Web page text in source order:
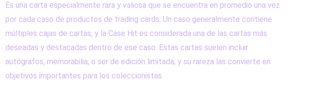
Es una carta especialmente rara y valiosa que se encuentra en promedio una vez
por cada caso de productos de trading cards. Un caso generalmente contiene
múltiples cajas de cartas, y la Case Hit es considerada una de las cartas más
deseadas y destacadas dentro de ese caso. Estas cartas suelen incluir
autógrafos, memorabilia, o ser de edición limitada, y su rareza las convierte en
objetivos importantes para los coleccionistas.